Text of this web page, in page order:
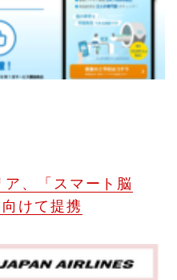
、「スマート脳
けて提携